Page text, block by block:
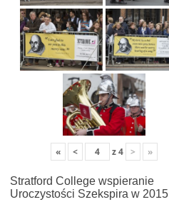
« < z4 > »
Stratford College wspieranie
Uroczystości Szekspira w 2015